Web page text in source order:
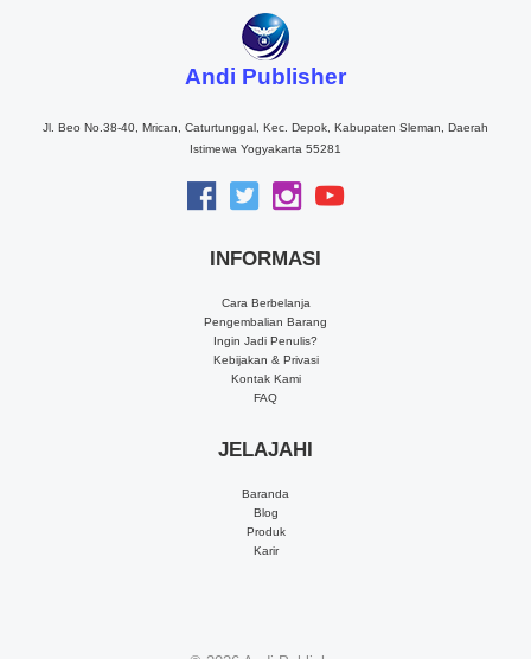
Andi Publisher
Jl. Beo No.38-40, Mrican, Caturtunggal, Kec. Depok, Kabupaten Sleman, Daerah
Istimewa Yogyakarta 55281
INFORMASI
Cara Berbelanja
Pengembalian Barang
Ingin Jadi Penulis?
Kebijakan & Privasi
Kontak Kami
FAQ
JELAJAHI
Baranda
Blog
Produk
Karir